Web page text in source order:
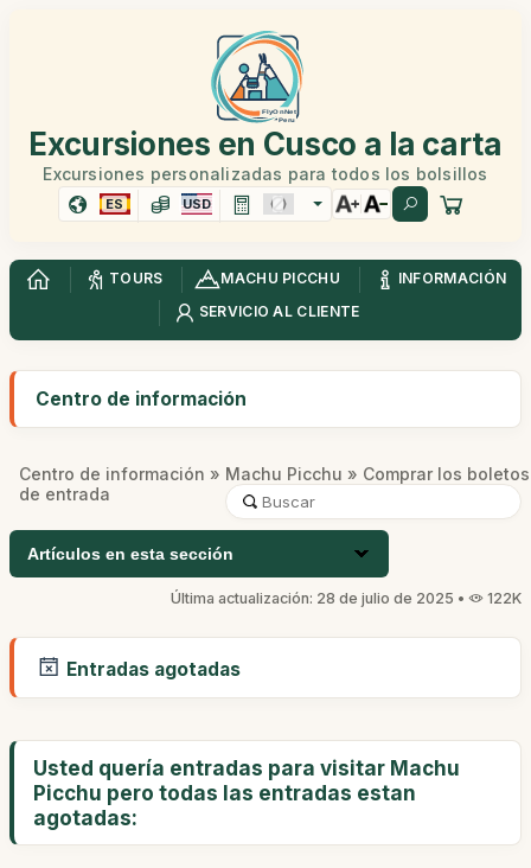
Excursiones en Cusco a la carta
Excursiones personalizadas para todos los bolsillos
ES USD
TOURS MACHU PICCHU
INFORMACIÓN
SERVICIO AL CLIENTE
Centro de información
Centro de información » Machu Picchu » Comprar los boletos
de entrada
Artículos en esta sección
Última actualización: 28 de julio de 2025 • 122K
Entradas agotadas
Usted quería entradas para visitar Machu
Picchu pero todas las entradas estan
agotadas: